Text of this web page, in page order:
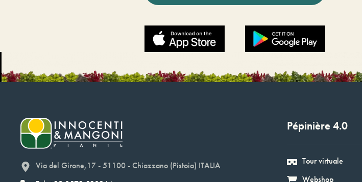
Via del Girone,17 - 51100 - Chiazzano (Pistoia) ITALIA
Pépinière 4.0
Tour virtuale
Webshop